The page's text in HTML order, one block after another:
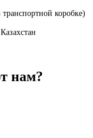
коробке)
нам?